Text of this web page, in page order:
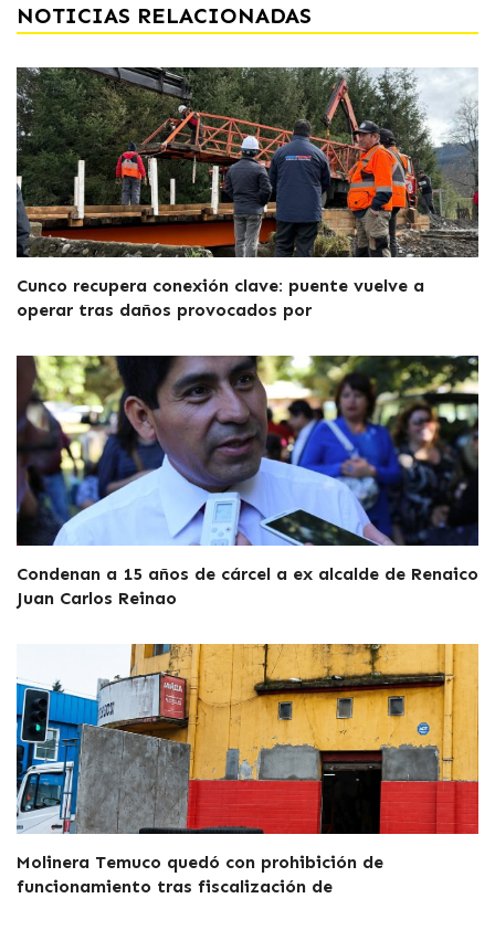
NOTICIAS RELACIONADAS
Cunco recupera conexión clave: puente vuelve a
operar tras daños provocados por
Condenan a 15 años de cárcel a ex alcalde de Renaico
Juan Carlos Reinao
Molinera Temuco quedó con prohibición de
funcionamiento tras fiscalización de